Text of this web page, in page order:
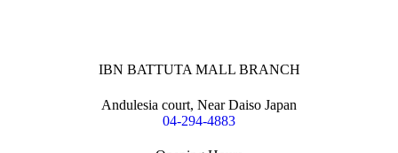
IBN BATTUTA MALL BRANCH
Andulesia court, Near Daiso Japan
04-294-4883